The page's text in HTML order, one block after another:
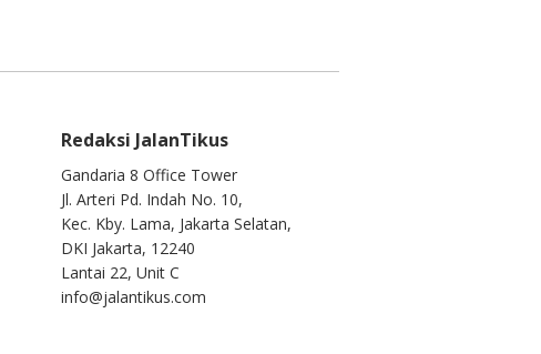
Redaksi JalanTikus
Gandaria 8 Office Tower
Jl. Arteri Pd. Indah No. 10,
Kec. Kby. Lama, Jakarta Selatan,
DKI Jakarta, 12240
Lantai 22, Unit C
info@jalantikus.com